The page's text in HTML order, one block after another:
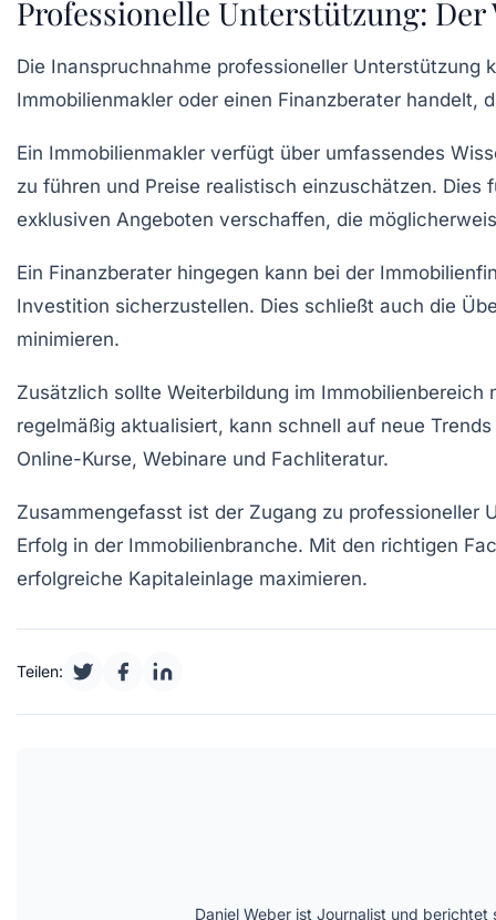
Professionelle Unterstützung:
Die Inanspruchnahme professioneller Unterstützung
Immobilienmakler oder einen Finanzberater handelt,
Ein Immobilienmakler verfügt über umfassendes
zu führen und Preise realistisch einzuschätzen.
exklusiven Angeboten verschaffen, die
Ein Finanzberater hingegen kann bei der
Investition sicherzustellen. Dies schließt auch die
minimieren.
Zusätzlich sollte Weiterbildung im
regelmäßig aktualisiert, kann schnell auf neue
Online-Kurse, Webinare und Fachliteratur.
Zusammengefasst ist der Zugang zu
Erfolg in der Immobilienbranche. Mit den richtigen
erfolgreiche Kapitaleinlage maximieren.
Teilen:
Daniel Weber ist Journalist und